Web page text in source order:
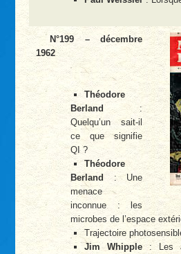
N°199 – décembre
1962
Théodore
Berland
:
Quelqu’un sait-il
ce que signifie
QI ?
Théodore
Berland : Une
menace
inconnue : les
microbes de l’espace
Trajectoire
Jim Whipple : Les